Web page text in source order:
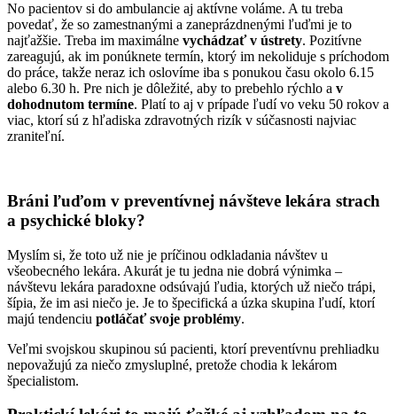
No pacientov si do ambulancie aj aktívne voláme. A tu treba
povedať, že so zamestnanými a zaneprázdnenými ľuďmi je to
najťažšie. Treba im maximálne vychádzať v ústrety. Pozitívne
zareagujú, ak im ponúknete termín, ktorý im nekoliduje s príchodom
do práce, takže neraz ich oslovíme iba s ponukou času okolo 6.15
alebo 6.30 h. Pre nich je dôležité, aby to prebehlo rýchlo a v
dohodnutom termíne. Platí to aj v prípade ľudí vo veku 50 rokov a
viac, ktorí sú z hľadiska zdravotných rizík v súčasnosti najviac
zraniteľní.
Bráni ľuďom v preventívnej návšteve lekára strach
a psychické bloky?
Myslím si, že toto už nie je príčinou odkladania návštev u
všeobecného lekára. Akurát je tu jedna nie dobrá výnimka –
návštevu lekára paradoxne odsúvajú ľudia, ktorých už niečo trápi,
šípia, že im asi niečo je. Je to špecifická a úzka skupina ľudí, ktorí
majú tendenciu potláčať svoje problémy.
Veľmi svojskou skupinou sú pacienti, ktorí preventívnu prehliadku
nepovažujú za niečo zmysluplné, pretože chodia k lekárom
špecialistom.